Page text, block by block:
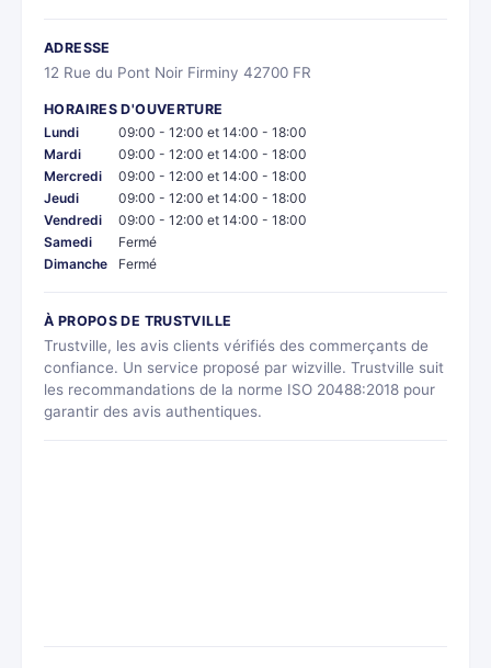
ADRESSE
12 Rue du Pont Noir Firminy 42700 FR
HORAIRES D'OUVERTURE
Lundi
09:00 - 12:00 et 14:00 - 18:00
Mardi
09:00 - 12:00 et 14:00 - 18:00
Mercredi
09:00 - 12:00 et 14:00 - 18:00
Jeudi
09:00 - 12:00 et 14:00 - 18:00
Vendredi
09:00 - 12:00 et 14:00 - 18:00
Samedi
Fermé
Dimanche
Fermé
À PROPOS DE TRUSTVILLE
Trustville, les avis clients vérifiés des commerçants de
confiance. Un service proposé par wizville. Trustville suit
les recommandations de la norme ISO 20488:2018 pour
garantir des avis authentiques.